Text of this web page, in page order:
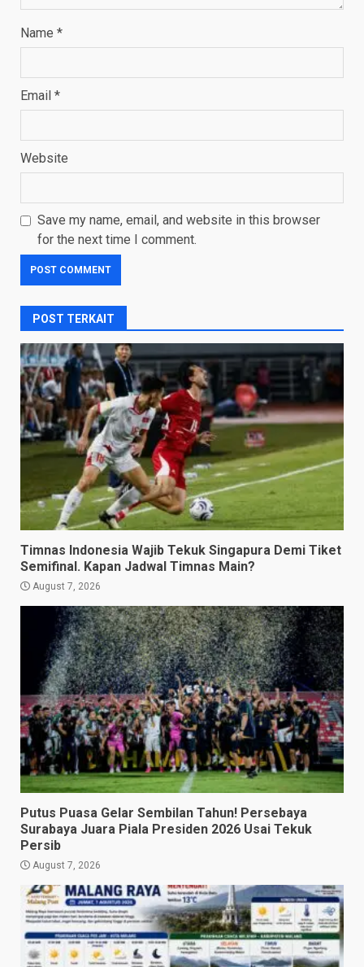
Name *
Email *
Website
Save my name, email, and website in this browser
for the next time I comment.
POST TERKAIT
Timnas Indonesia Wajib Tekuk Singapura Demi Tiket
Semifinal. Kapan Jadwal Timnas Main?
August 7, 2026
Putus Puasa Gelar Sembilan Tahun! Persebaya
Surabaya Juara Piala Presiden 2026 Usai Tekuk
Persib
August 7, 2026